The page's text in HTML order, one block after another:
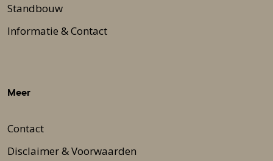
Standbouw
Informatie & Contact
Meer
Contact
Disclaimer & Voorwaarden